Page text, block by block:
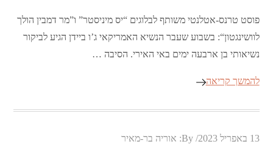
פוסט טרנס-אטלנטי משותף לבלוגים “יס מיניסטר” ו”מר דמבין הולך
לוושינגטון“: בשבוע שעבר הנשיא האמריקאי ג’ו ביידן הגיע לביקור
נשיאותי בן ארבעה ימים באי האירי. הסיבה …
להמשך קריאה
Posted
13 באפריל 2023 By: אוריה בר-מאיר